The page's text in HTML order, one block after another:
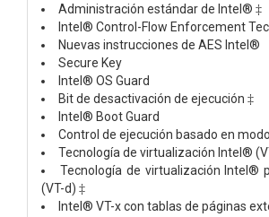
Administración estándar de Intel® ‡
Intel® Control-Flow Enforcement
Nuevas instrucciones de AES Intel®
Secure Key
Intel® OS Guard
Bit de desactivación de ejecución ‡
Intel® Boot Guard
Control de ejecución basado en
Tecnología de virtualización Intel®
Tecnología de virtualización Intel®
(VT-d) ‡
Intel® VT-x con tablas de páginas